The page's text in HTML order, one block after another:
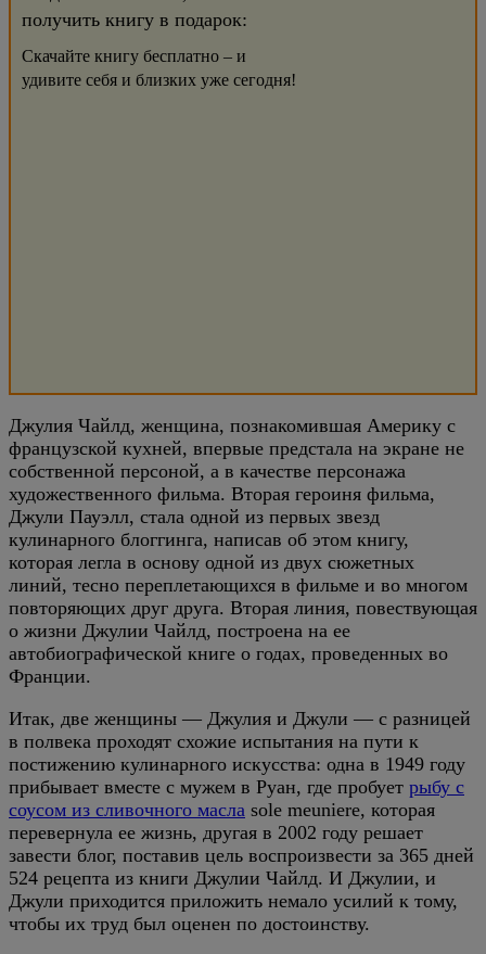
получить книгу в подарок:
Скачайте книгу бесплатно – и
удивите себя и близких уже сегодня!
Джулия Чайлд, женщина, познакомившая Америку с
французской кухней, впервые предстала на экране не
собственной персоной, а в качестве персонажа
художественного фильма. Вторая героиня фильма,
Джули Пауэлл, стала одной из первых звезд
кулинарного блоггинга, написав об этом книгу,
которая легла в основу одной из двух сюжетных
линий, тесно переплетающихся в фильме и во многом
повторяющих друг друга. Вторая линия, повествующая
о жизни Джулии Чайлд, построена на ее
автобиографической книге о годах, проведенных во
Франции.
Итак, две женщины — Джулия и Джули — с разницей
в полвека проходят схожие испытания на пути к
постижению кулинарного искусства: одна в 1949 году
прибывает вместе с мужем в Руан, где пробует рыбу с
соусом из сливочного масла sole meuniere, которая
перевернула ее жизнь, другая в 2002 году решает
завести блог, поставив цель воспроизвести за 365 дней
524 рецепта из книги Джулии Чайлд. И Джулии, и
Джули приходится приложить немало усилий к тому,
чтобы их труд был оценен по достоинству.